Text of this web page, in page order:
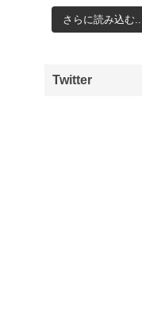
さらに読み込む...
Twitter